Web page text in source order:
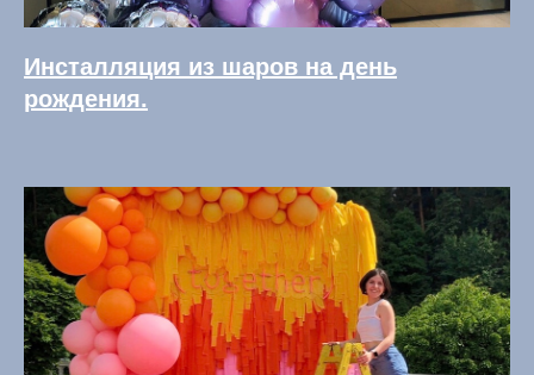
Инсталляция из шаров на день
рождения.